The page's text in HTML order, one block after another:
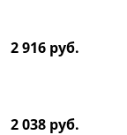
2 916 руб.
2 038 руб.